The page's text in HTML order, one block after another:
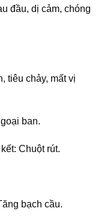
đầu, dị cảm, chóng
tiêu chảy, mất vị
ban.
Chuột rút.
bạch cầu.